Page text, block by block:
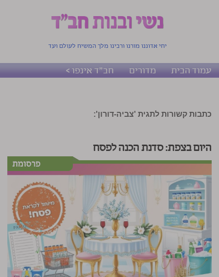
יחי אדוננו מורנו ורבינו מלך המשיח לעולם ועד
עמוד הבית מדורים חב"ד אינפו >
כתבות קשורות לתגית 'צביה-דורון':
היום בצפת: סדנת הכנה לפסח